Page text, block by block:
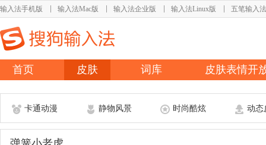
输入法手机版 输入法Mac版 输入法企业版 输入法Linux版 五笔输入法
首页 皮肤 词库 皮肤表情开
卡通动漫 静物风景 时尚酷炫 动态